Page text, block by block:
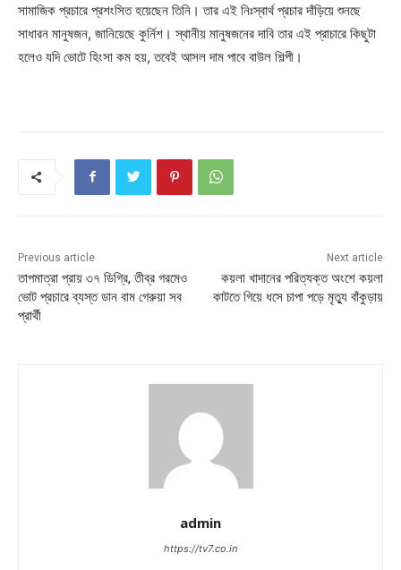
সামাজিক প্রচারে প্রশংসিত হয়েছেন তিনি। তার এই নিঃস্বার্থ প্রচার দাঁড়িয়ে শুনছে
সাধারন মানুষজন, জানিয়েছে কুর্নিশ। স্থানীয় মানুষজনের দাবি তার এই প্রাচারে কিছুটা
হলেও যদি ভোটে হিংসা কম হয়, তবেই আসল দাম পাবে বাউল শিল্পী।
Previous article
তাপমাত্রা প্রায় ৩৭ ডিগ্রি, তীব্র গরমেও
ভোট প্রচারে ব্যস্ত ডান বাম গেরুয়া সব
প্রার্থী
Next article
কয়লা খাদানের পরিত্যক্ত অংশে কয়লা
কাটতে গিয়ে ধসে চাপা পড়ে মৃত্যু বাঁকুড়ায়
admin
https://tv7.co.in